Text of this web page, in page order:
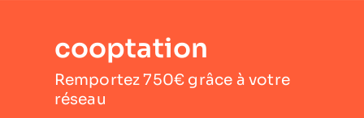
cooptation
Remportez 750€ grâce à votre
réseau